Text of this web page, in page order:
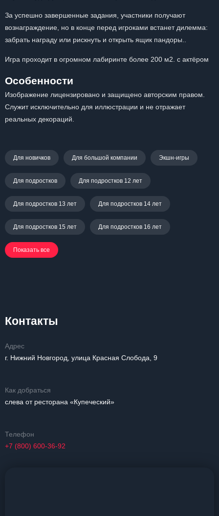
За успешно завершенные задания, участники получают
вознаграждение, но в конце перед игроками встанет дилемма:
забрать награду или рискнуть и открыть ящик пандоры..
Игра проходит в огромном лабиринте более 200 м2. с актёром
Особенности
Изображение лицензировано и защищено авторским правом.
Служит исключительно для иллюстрации и не отражает
реальных декораций.
Для новичков Для большой компании Экшн-игры
Для подростков Для подростков 12 лет
Для подростков 13 лет Для подростков 14 лет
Для подростков 15 лет Для подростков 16 лет
Показать все
Контакты
Адрес
г. Нижний Новгород, улица Красная Слобода, 9
Как добраться
слева от ресторана «Купеческий»
Телефон
+7 (800) 600-36-92